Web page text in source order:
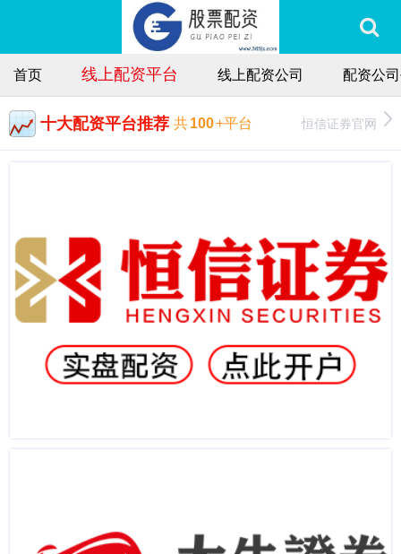
首页 线上配资平台 线上配资公司 配资公
十大配资平台推荐 共100+平台 恒信证券官网